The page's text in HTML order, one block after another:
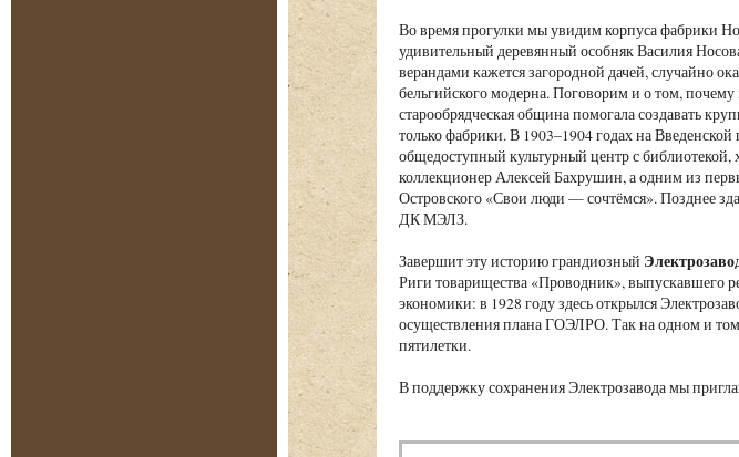
Во время прогулки мы увидим корпуса фабрики
удивительный деревянный особняк Василия
верандами кажется загородной дачей, случайно
бельгийского модерна. Поговорим и о том,
старообрядческая община помогала создавать
только фабрики. В 1903–1904 годах на
общедоступный культурный центр с библиотекой,
коллекционер Алексей Бахрушин, а одним из
Островского «Свои люди — сочтёмся». Позднее
ДК МЭЛЗ.
Завершит эту историю грандиозный
Риги товарищества «Проводник», выпускавшего
экономики: в 1928 году здесь открылся
осуществления плана ГОЭЛРО. Так на одном и том
пятилетки.
В поддержку сохранения Электрозавода мы